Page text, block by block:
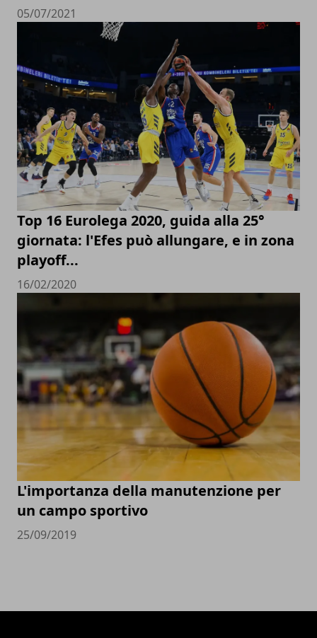
05/07/2021
Top 16 Eurolega 2020, guida alla 25°
giornata: l'Efes può allungare, e in zona
playoff...
16/02/2020
L'importanza della manutenzione per
un campo sportivo
25/09/2019